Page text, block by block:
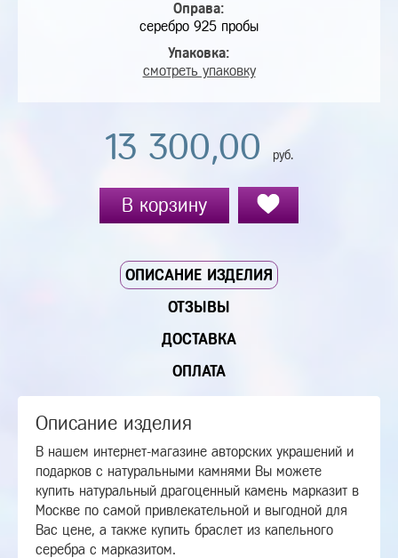
Оправа:
серебро 925 пробы
Упаковка:
смотреть упаковку
13 300,00 руб.
В корзину
ОПИСАНИЕ ИЗДЕЛИЯ
ОТЗЫВЫ
ДОСТАВКА
ОПЛАТА
Описание изделия
В нашем интернет-магазине авторских украшений и
подарков с натуральными камнями Вы можете
купить натуральный драгоценный камень марказит в
Москве по самой привлекательной и выгодной для
Вас цене, а также купить браслет из капельного
серебра с марказитом.